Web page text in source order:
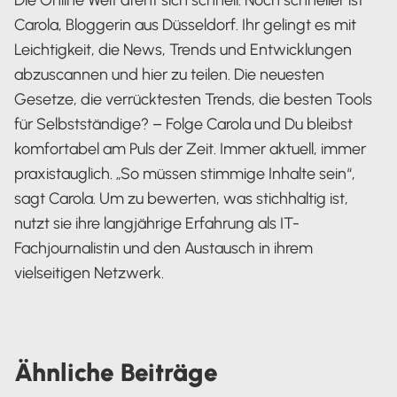
Carola, Bloggerin aus Düsseldorf. Ihr gelingt es mit
Leichtigkeit, die News, Trends und Entwicklungen
abzuscannen und hier zu teilen. Die neuesten
Gesetze, die verrücktesten Trends, die besten Tools
für Selbstständige? – Folge Carola und Du bleibst
komfortabel am Puls der Zeit. Immer aktuell, immer
praxistauglich. „So müssen stimmige Inhalte sein“,
sagt Carola. Um zu bewerten, was stichhaltig ist,
nutzt sie ihre langjährige Erfahrung als IT-
Fachjournalistin und den Austausch in ihrem
vielseitigen Netzwerk.
Ähnliche Beiträge